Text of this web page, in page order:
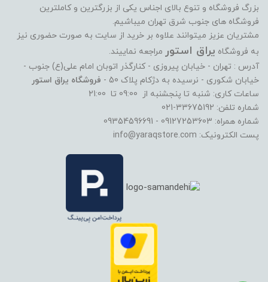
بزرگ فروشگاه و تنوع بالای اجناس یکی از بزرگترین و کاملترین
فروشگاه های جنوب شرق تهران میباشیم.
مشتریان عزیز میتوانند علاوه بر خرید از سایت به صورت حضوری نیز
به فروشگاه یراق استور مراجعه نماییند.
آدرس : تهران - خیابان پیروزی - کنارگذر اتوبان امام علی(ع) جنوب -
خیابان شکوری - نرسیده به دژکام پلاک 50 -
فروشگاه یراق استور
ساعات کاری: شنبه تا پنجشنبه از 09:00 تا 21:00
شماره تلفن: 33675192-021
شماره همراه: 09127253603 - 09354596691
پست الکترونیک: info@yaraqstore.com